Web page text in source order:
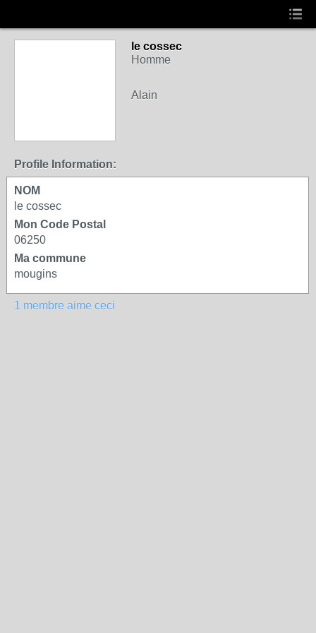
le cossec
Homme
Alain
Profile Information:
NOM
le cossec
Mon Code Postal
06250
Ma commune
mougins
1 membre aime ceci